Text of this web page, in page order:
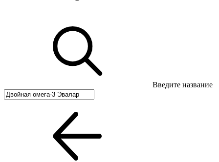
Введите название